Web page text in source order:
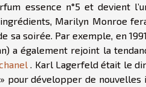
essence n°5 et devient
Marilyn Monroe
sa soirée. Par exemple, en
a également rejoint la
. Karl Lagerfeld était le
pour développer de nouvelles